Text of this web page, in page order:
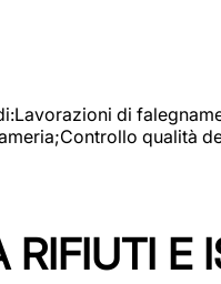
di
qualità
RIFIUTI E